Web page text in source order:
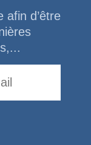
afin d’être